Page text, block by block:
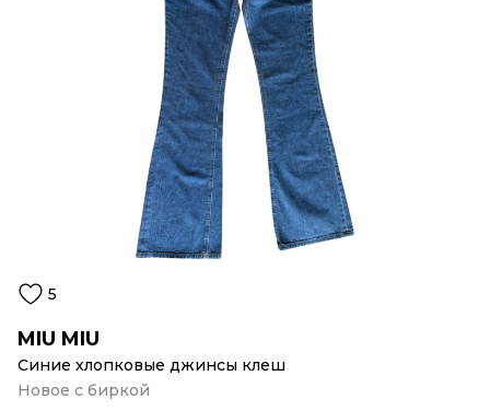
5
MIU MIU
Синие хлопковые джинсы клеш
Новое с биркой